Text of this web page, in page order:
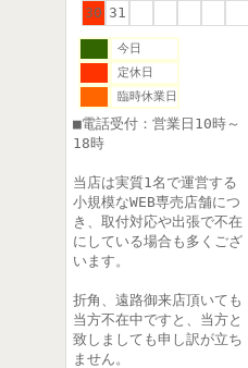
30 31
今日
定休日
臨時休業日
■電話受付：営業日10時～
18時
当店は実質1名で運営する
小規模なWEB専売店舗につ
き、取付対応や出張で不在
にしている場合も多くござ
います。
折角、遠路御来店頂いても
当方不在中ですと、当方と
致しましても申し訳が立ち
ません。